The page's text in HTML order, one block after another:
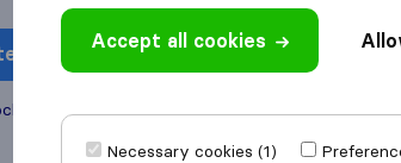
Write a review
with othermoving companiesfromSavosa
Accept all cookies
Necessary cookies (1)